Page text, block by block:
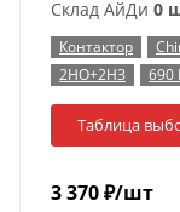
Склад АйДи 0
Контактор
2НО+2НЗ
690
Таблица
3 370₽/шт